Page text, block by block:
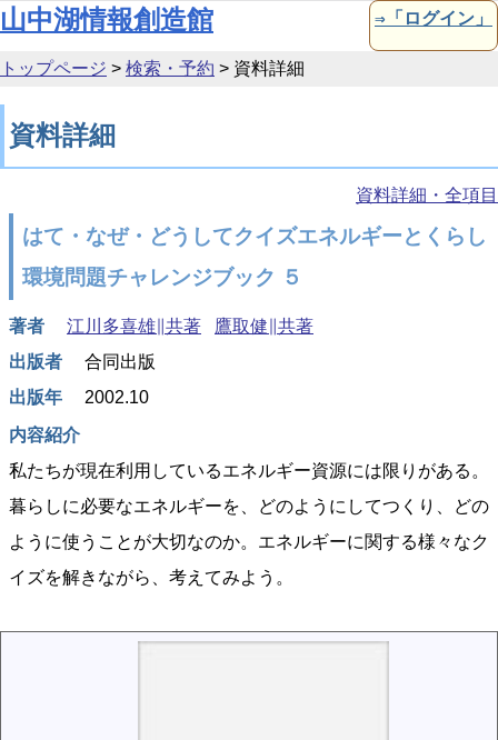
本文へ移動
山中湖情報創造館 ⇒「ログイン」
トップページ > 検索・予約 > 資料詳細
資料詳細
資料詳細・全項目
はて・なぜ・どうしてクイズエネルギーとくらし
環境問題チャレンジブック ５
著者 江川多喜雄∥共著
鷹取健∥共著
出版者
合同出版
出版年
2002.10
内容紹介
私たちが現在利用しているエネルギー資源には限りがある。
暮らしに必要なエネルギーを、どのようにしてつくり、どの
ように使うことが大切なのか。エネルギーに関する様々なク
イズを解きながら、考えてみよう。